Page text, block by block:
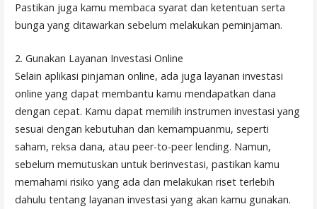
Pastikan juga kamu membaca syarat dan ketentuan serta
bunga yang ditawarkan sebelum melakukan peminjaman.
2. Gunakan Layanan Investasi Online
Selain aplikasi pinjaman online, ada juga layanan investasi
online yang dapat membantu kamu mendapatkan dana
dengan cepat. Kamu dapat memilih instrumen investasi yang
sesuai dengan kebutuhan dan kemampuanmu, seperti
saham, reksa dana, atau peer-to-peer lending. Namun,
sebelum memutuskan untuk berinvestasi, pastikan kamu
memahami risiko yang ada dan melakukan riset terlebih
dahulu tentang layanan investasi yang akan kamu gunakan.